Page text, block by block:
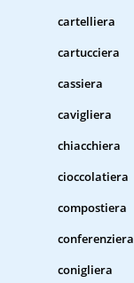
cartelliera
cartucciera
cassiera
cavigliera
chiacchiera
cioccolatiera
compostiera
conferenziera
conigliera